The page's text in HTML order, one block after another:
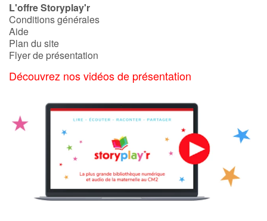
L'offre Storyplay'r
Conditions générales
Aide
Plan du site
Flyer de présentation
Découvrez nos vidéos de présentation